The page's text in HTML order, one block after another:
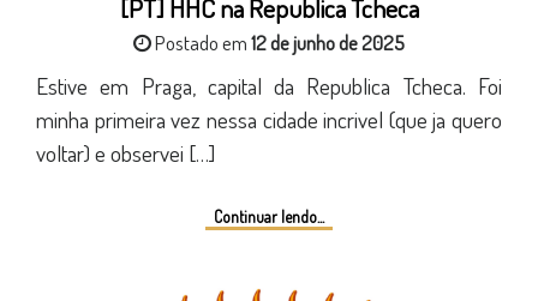
[PT] HHC na Republica Tcheca
Postado em12 de junho de 2025
Estive em Praga, capital da Republica Tcheca. Foi
minha primeira vez nessa cidade incrivel (que ja quero
voltar) e observei […]
Continuar lendo...